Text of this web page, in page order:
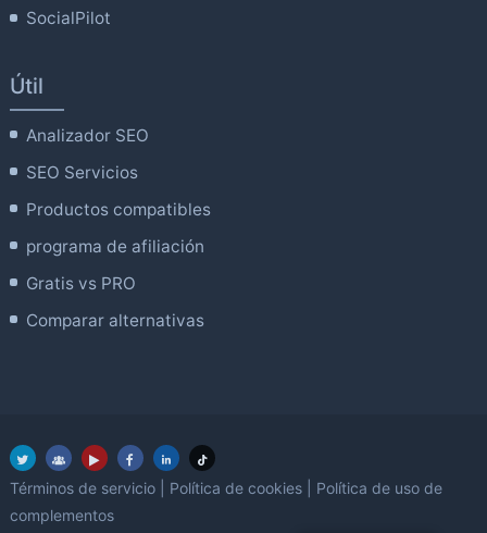
SocialPilot
Útil
Analizador SEO
SEO Servicios
Productos compatibles
programa de afiliación
Gratis vs PRO
Comparar alternativas
Términos de servicio Política de cookies
Política de uso de
complementos